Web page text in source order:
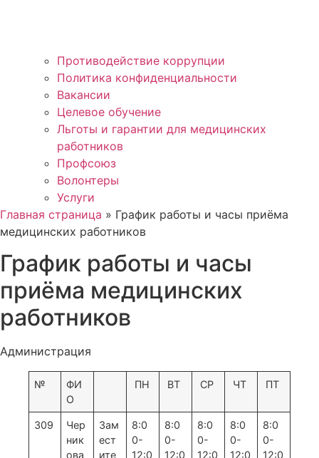
Противодействие коррупции
Политика конфиденциальности
Вакансии
Целевое обучение
Льготы и гарантии для медицинских
работников
Профсоюз
Волонтеры
Услуги
Главная страница » График работы и часы приёма
медицинских работников
График работы и часы
приёма медицинских
работников
Администрация
№
ФИ
О
ПН ВТ СР ЧТ ПТ
309
Чер
ник
ова
Зам
ест
ите
8:0
0-
12:0
8:0
0-
12:0
8:0
0-
12:0
8:0
0-
12:0
8:0
0-
12:0